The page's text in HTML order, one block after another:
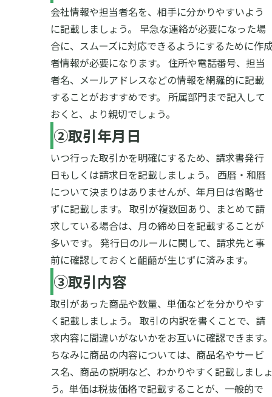
会社情報や担当者名を、相手に分かりやすいよう
に記載しましょう。 早急な連絡が必要になった場
合に、スムーズに対応できるようにするために作
者情報が必要になります。 住所や電話番号、担当
者名、メールアドレスなどの情報を網羅的に記載
することがおすすめです。 所属部門まで記入して
おくと、より親切でしょう。
②取引年月日
いつ行った取引かを明確にするため、請求書発行
日もしくは請求日を記載しましょう。 西暦・和暦
について決まりはありませんが、年月日は省略せ
ずに記載します。 取引が複数回あり、まとめて請
求している場合は、月の締め日を記載することが
多いです。 発行日のルールに関して、請求先と事
前に確認しておくと齟齬が生じずに済みます。
③取引内容
取引があった商品や数量、単価などを分かりやす
く記載しましょう。 取引の内訳を書くことで、請
求内容に間違いがないかをお互いに確認できます。
ちなみに商品の内容については、商品名やサービ
ス名、商品の説明など、わかりやすく記載しまし
う。単価は税抜価格で記載することが、一般的で